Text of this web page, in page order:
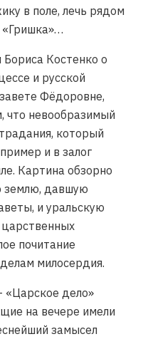
в поле, лечь рядом
«Гришка»…
Костенко о
и русской
Фёдоровне,
что невообразимый
который
и в залог
Картина обзорно
землю, давшую
и уральскую
царственных
почитание
милосердия.
«Царское дело»
на вечере имели
замысел